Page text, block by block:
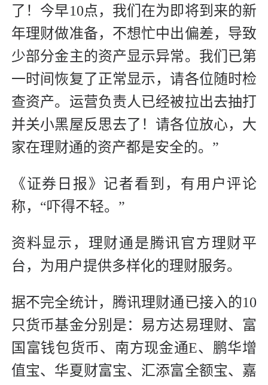
了！今早10点，我们在为即将到来的新
年理财做准备，不想忙中出偏差，导致
少部分金主的资产显示异常。我们已第
一时间恢复了正常显示，请各位随时检
查资产。运营负责人已经被拉出去抽打
并关小黑屋反思去了！请各位放心，大
家在理财通的资产都是安全的。”
《证券日报》记者看到，有用户评论
称，“吓得不轻。”
资料显示，理财通是腾讯官方理财平
台，为用户提供多样化的理财服务。
据不完全统计，腾讯理财通已接入的10
只货币基金分别是：易方达易理财、富
国富钱包货币、南方现金通E、鹏华增
值宝、华夏财富宝、汇添富全额宝、嘉